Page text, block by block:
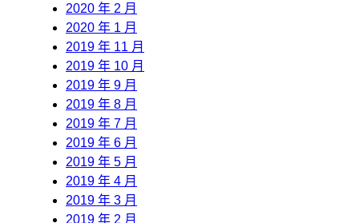
2020 年 2 月
2020 年 1 月
2019 年 11 月
2019 年 10 月
2019 年 9 月
2019 年 8 月
2019 年 7 月
2019 年 6 月
2019 年 5 月
2019 年 4 月
2019 年 3 月
2019 年 2 月